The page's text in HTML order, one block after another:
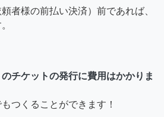
者様の前払い決済）前であれば、
チケットの発行に費用はかかりま
つくることができます！